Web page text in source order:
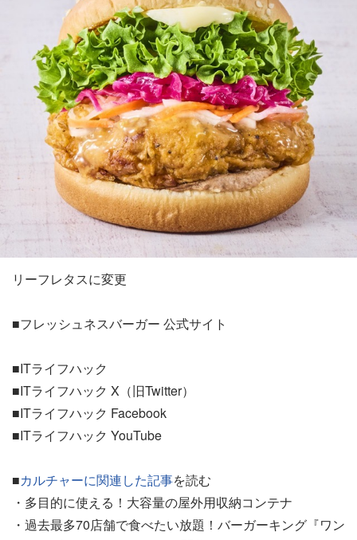
リーフレタスに変更
■フレッシュネスバーガー 公式サイト
■ITライフハック
■ITライフハック X（旧Twitter）
■ITライフハック Facebook
■ITライフハック YouTube
■カルチャーに関連した記事を読む
・多目的に使える！大容量の屋外用収納コンテナ
・過去最多70店舗で食べたい放題！バーガーキング『ワン